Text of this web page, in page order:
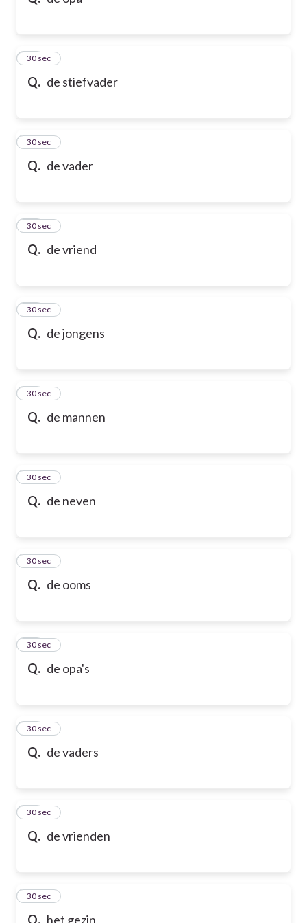
Q. de stiefvader
10
30 sec
Q. de vader
11
30 sec
Q. de vriend
12
30 sec
Q. de jongens
13
30 sec
Q. de mannen
14
30 sec
Q. de neven
15
30 sec
Q. de ooms
16
30 sec
Q. de opa's
17
30 sec
Q. de vaders
18
30 sec
Q. de vrienden
19
30 sec
Q. het gezin
20
30 sec